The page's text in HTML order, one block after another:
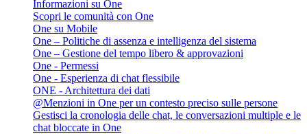
Informazioni su One
Scopri le comunità con One
One su Mobile
One – Politiche di assenza e intelligenza del sistema
One – Gestione del tempo libero & approvazioni
One - Permessi
One - Esperienza di chat flessibile
ONE - Architettura dei dati
@Menzioni in One per un contesto preciso sulle persone
Gestisci la cronologia delle chat, le conversazioni multiple e le
chat bloccate in One